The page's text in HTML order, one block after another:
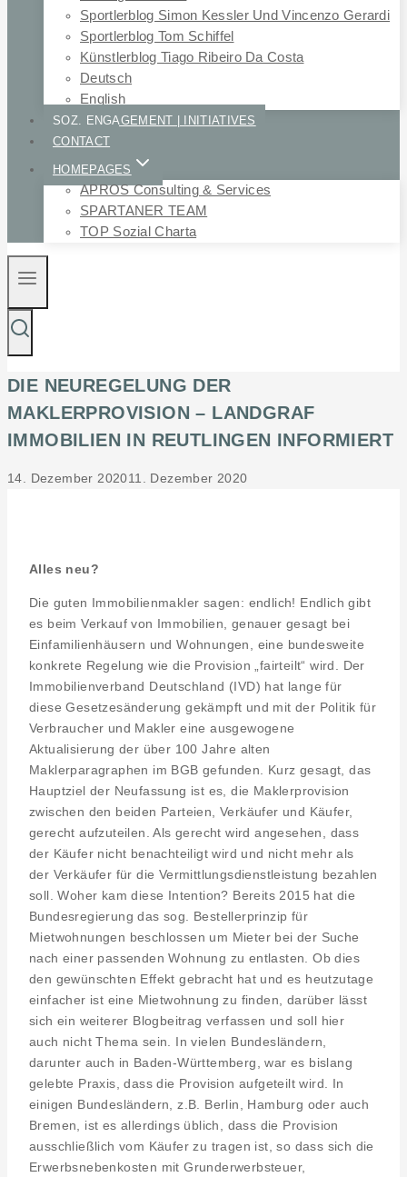
Sportlerblog Simon Kessler Und Vincenzo Gerardi
Sportlerblog Tom Schiffel
Künstlerblog Tiago Ribeiro Da Costa
Deutsch
English
SOZ. ENGAGEMENT | INITIATIVES
CONTACT
HOMEPAGES
APROS Consulting & Services
SPARTANER TEAM
TOP Sozial Charta
DIE NEUREGELUNG DER
MAKLERPROVISION – LANDGRAF
IMMOBILIEN IN REUTLINGEN INFORMIERT
14. Dezember 202011. Dezember 2020
Alles neu?
Die guten Immobilienmakler sagen: endlich! Endlich gibt
es beim Verkauf von Immobilien, genauer gesagt bei
Einfamilienhäusern und Wohnungen, eine bundesweite
konkrete Regelung wie die Provision „fairteilt“ wird. Der
Immobilienverband Deutschland (IVD) hat lange für
diese Gesetzesänderung gekämpft und mit der Politik für
Verbraucher und Makler eine ausgewogene
Aktualisierung der über 100 Jahre alten
Maklerparagraphen im BGB gefunden. Kurz gesagt, das
Hauptziel der Neufassung ist es, die Maklerprovision
zwischen den beiden Parteien, Verkäufer und Käufer,
gerecht aufzuteilen. Als gerecht wird angesehen, dass
der Käufer nicht benachteiligt wird und nicht mehr als
der Verkäufer für die Vermittlungsdienstleistung bezahlen
soll. Woher kam diese Intention? Bereits 2015 hat die
Bundesregierung das sog. Bestellerprinzip für
Mietwohnungen beschlossen um Mieter bei der Suche
nach einer passenden Wohnung zu entlasten. Ob dies
den gewünschten Effekt gebracht hat und es heutzutage
einfacher ist eine Mietwohnung zu finden, darüber lässt
sich ein weiterer Blogbeitrag verfassen und soll hier
auch nicht Thema sein. In vielen Bundesländern,
darunter auch in Baden-Württemberg, war es bislang
gelebte Praxis, dass die Provision aufgeteilt wird. In
einigen Bundesländern, z.B. Berlin, Hamburg oder auch
Bremen, ist es allerdings üblich, dass die Provision
ausschließlich vom Käufer zu tragen ist, so dass sich die
Erwerbsnebenkosten mit Grunderwerbsteuer,